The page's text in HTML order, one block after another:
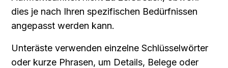
dies je nach Ihren spezifischen Bedürfnissen
angepasst werden kann.
Unteräste verwenden einzelne Schlüsselwörter
oder kurze Phrasen, um Details, Belege oder